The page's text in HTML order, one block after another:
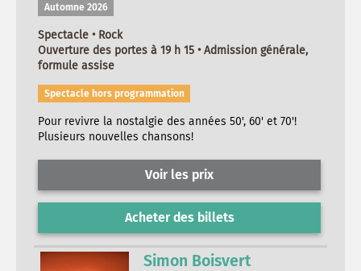
Automne 2026
Spectacle • Rock
Ouverture des portes à 19 h 15 • Admission générale,
formule assise
Spectacle hors programmation
Pour revivre la nostalgie des années 50', 60' et 70'!
Plusieurs nouvelles chansons!
Voir les prix
Acheter des billets
Simon Boisvert